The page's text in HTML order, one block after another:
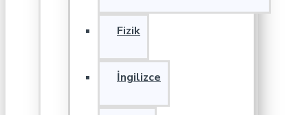
Fizik
İngilizce